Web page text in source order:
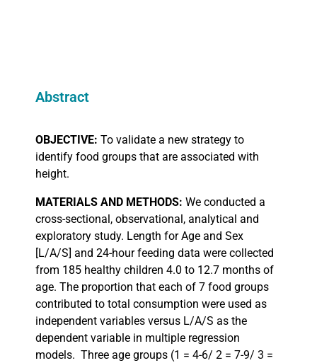
Abstract
OBJECTIVE: To validate a new strategy to
identify food groups that are associated with
height.
MATERIALS AND METHODS: We conducted a
cross-sectional, observational, analytical and
exploratory study. Length for Age and Sex
[L/A/S] and 24-hour feeding data were collected
from 185 healthy children 4.0 to 12.7 months of
age. The proportion that each of 7 food groups
contributed to total consumption were used as
independent variables versus L/A/S as the
dependent variable in multiple regression
models. Three age groups (1 = 4-6/ 2 = 7-9/ 3 =